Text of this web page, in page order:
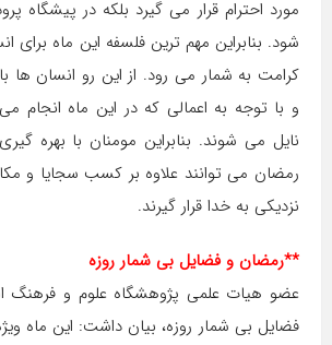
مورد احترام قرار می گیرد بلکه در پیشگاه
شود. بنابراین مهم ترین فلسفه این ماه برای
کرامت به شمار می رود. از این رو انسان ها با
و با توجه به اعمالی که در این ماه انجام
نایل می شوند. بنابراین مومنان با بهره
رمضان می توانند علاوه بر کسب سجایا و
نزدیکی به خدا قرار گیرند.
**رمضان و فضایل بی شمار روزه
عضو هیات علمی پژوهشگاه علوم و فرهنگ
فضایل بی شمار روزه، بیان داشت: این ماه